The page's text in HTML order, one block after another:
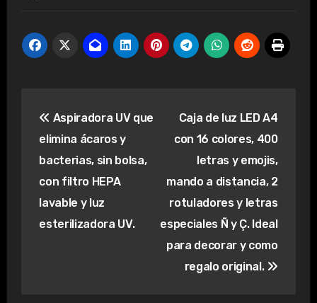
de
entradas
Aspiradora UV que
elimina ácaros y
bacterias, sin bolsa,
con filtro HEPA
lavable y luz
esterilizadora UV.
Caja de luz LED A4
con 16 colores, 400
letras y emojis,
mando a distancia, 2
rotuladores y letras
especiales Ñ y Ç. Ideal
para decorar y como
regalo original.